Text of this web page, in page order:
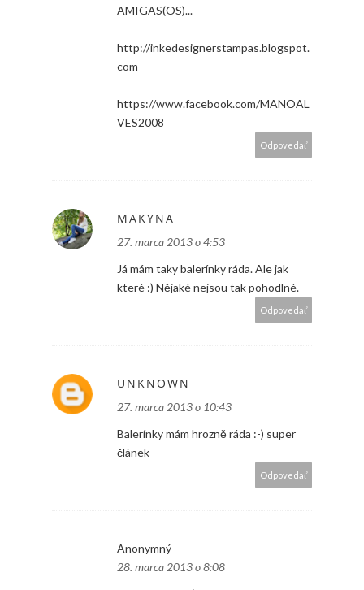
AMIGAS(OS)...
http://inkedesignerstampas.blogspot.
com
https://www.facebook.com/MANOAL
VES2008
Odpovedať
MAKYNA
27. marca 2013 o 4:53
Já mám taky balerínky ráda. Ale jak
které :) Nějaké nejsou tak pohodlné.
Odpovedať
UNKNOWN
27. marca 2013 o 10:43
Balerínky mám hrozně ráda :-) super
článek
Odpovedať
Anonymný
28. marca 2013 o 8:08